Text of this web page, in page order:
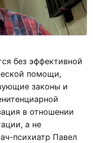
без эффективной
помощи,
законы и
в отношении
а не
психиатр Павел